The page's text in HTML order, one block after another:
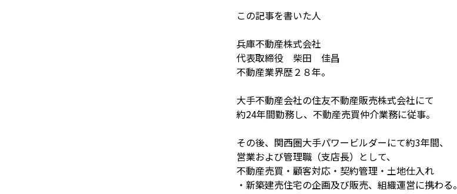
この記事を書いた人
兵庫不動産株式会社
代表取締役 柴田 佳昌
不動産業界歴２８年。
大手不動産会社の住友不動産販売株式会社にて
約24年間勤務し、不動産売買仲介業務に従事。
その後、関西圏大手パワービルダーにて約3年間、
営業および管理職（支店長）として、
不動産売買・顧客対応・契約管理・土地仕入れ
・新築建売住宅の企画及び販売、組織運営に携わる。